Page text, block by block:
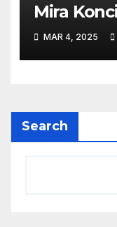
Mira
MAR 4, 2025
Search